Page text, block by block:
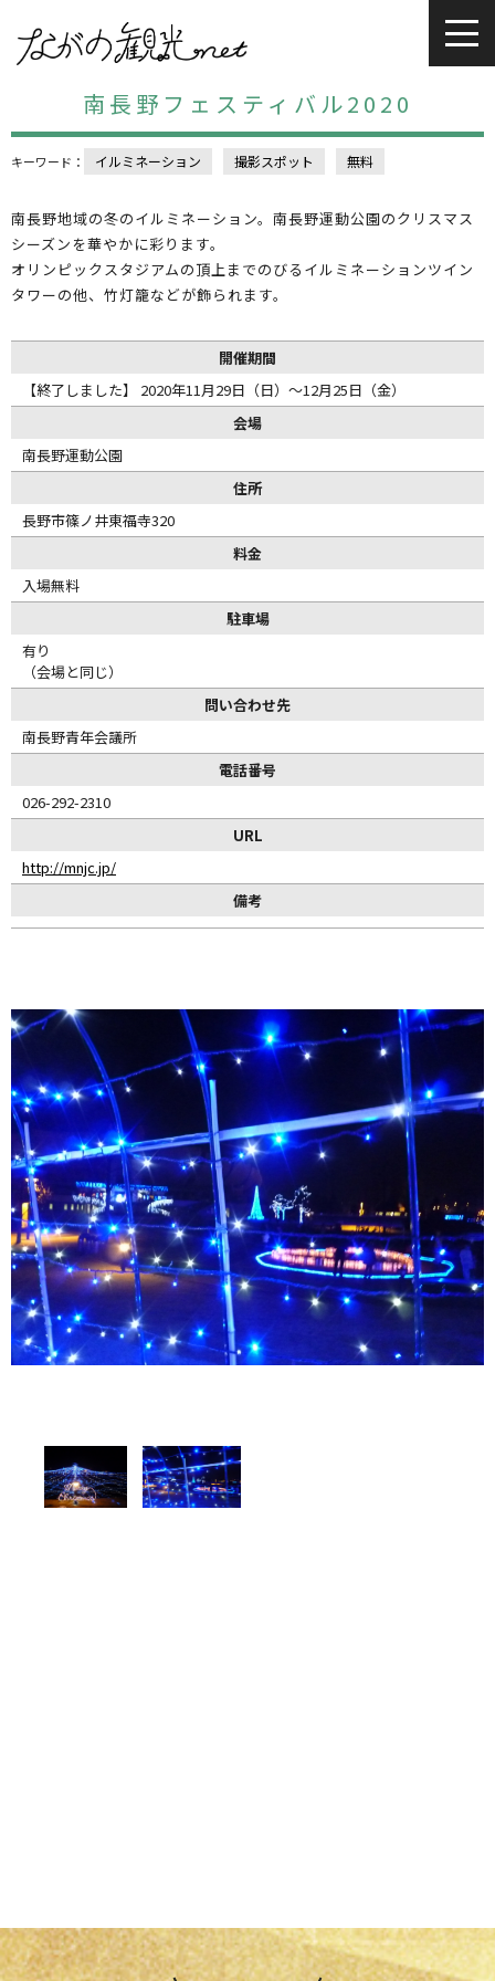
南長野フェスティバル2020
キーワード： イルミネーション 撮影スポット 無料
南長野地域の冬のイルミネーション。南長野運動公園のクリスマス
シーズンを華やかに彩ります。
オリンピックスタジアムの頂上までのびるイルミネーションツイン
タワーの他、竹灯籠などが飾られます。
開催期間
【終了しました】 2020年11月29日（日）～12月25日（金）
会場
南長野運動公園
住所
長野市篠ノ井東福寺320
料金
入場無料
駐車場
有り
（会場と同じ）
問い合わせ先
南長野青年会議所
電話番号
026-292-2310
URL
http://mnjc.jp/
備考